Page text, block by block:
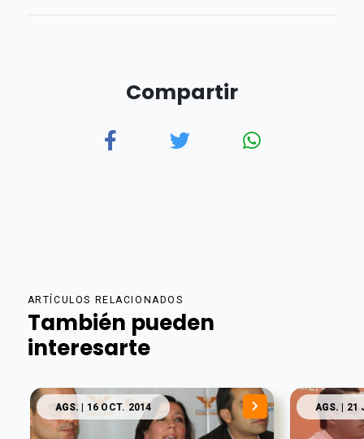
Compartir
ARTÍCULOS RELACIONADOS
También pueden
interesarte
AGS. | 16 OCT. 2014 AGS. | 21